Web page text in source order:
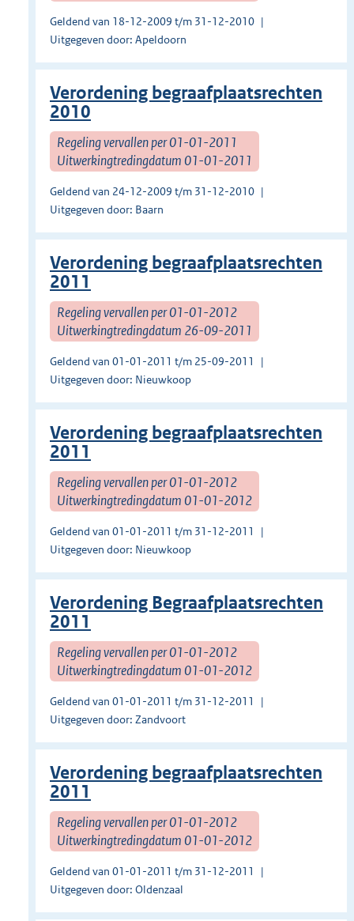
Geldend van 18-12-2009 t/m 31-12-2010
Uitgegeven door: Apeldoorn
Verordening begraafplaatsrechten
2010
Regeling vervallen per 01-01-2011
Uitwerkingtredingdatum 01-01-2011
Geldend van 24-12-2009 t/m 31-12-2010
Uitgegeven door: Baarn
Verordening begraafplaatsrechten
2011
Regeling vervallen per 01-01-2012
Uitwerkingtredingdatum 26-09-2011
Geldend van 01-01-2011 t/m 25-09-2011
Uitgegeven door: Nieuwkoop
Verordening begraafplaatsrechten
2011
Regeling vervallen per 01-01-2012
Uitwerkingtredingdatum 01-01-2012
Geldend van 01-01-2011 t/m 31-12-2011
Uitgegeven door: Nieuwkoop
Verordening Begraafplaatsrechten
2011
Regeling vervallen per 01-01-2012
Uitwerkingtredingdatum 01-01-2012
Geldend van 01-01-2011 t/m 31-12-2011
Uitgegeven door: Zandvoort
Verordening begraafplaatsrechten
2011
Regeling vervallen per 01-01-2012
Uitwerkingtredingdatum 01-01-2012
Geldend van 01-01-2011 t/m 31-12-2011
Uitgegeven door: Oldenzaal